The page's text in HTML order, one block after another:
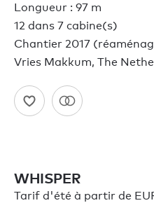
Longueur : 97 m
12 dans 7 cabine(s)
Chantier 2017
Vries Makkum, The
WHISPER
Tarif d'été à partir de